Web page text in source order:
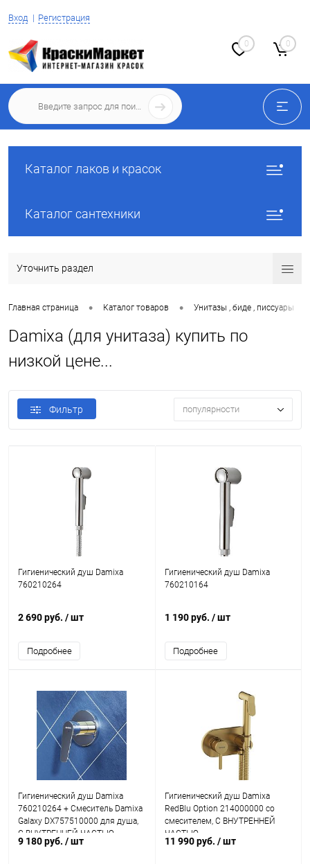
Вход Регистрация
0 0
Каталог лаков и красок
Каталог сантехники
Уточнить раздел
Главная страница • Каталог товаров • Унитазы , биде , писсуары
Damixa (для унитаза) купить по
низкой цене...
Фильтр популярности
Гигиенический душ Damixa
760210264
2 690 руб. / шт
Подробнее
Гигиенический душ Damixa
760210164
1 190 руб. / шт
Подробнее
Гигиенический душ Damixa
760210264 + Смеситель Damixa
Galaxy DX757510000 для душа,
С ВНУТРЕННЕЙ ЧАСТЬЮ
9 180 руб. / шт
Гигиенический душ Damixa
RedBlu Option 214000000 со
смесителем, С ВНУТРЕННЕЙ
ЧАСТЬЮ
11 990 руб. / шт